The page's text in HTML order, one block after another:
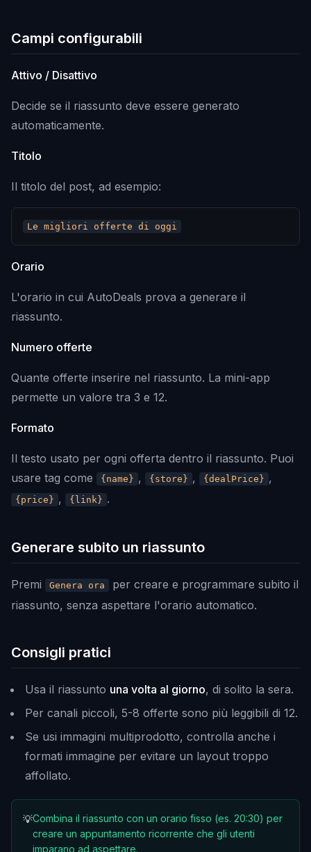
Campi configurabili
Attivo / Disattivo
Decide se il riassunto deve essere generato
automaticamente.
Titolo
Il titolo del post, ad esempio:
Orario
L'orario in cui AutoDeals prova a generare il
riassunto.
Numero offerte
Quante offerte inserire nel riassunto. La mini-app
permette un valore tra 3 e 12.
Formato
Il testo usato per ogni offerta dentro il riassunto. Puoi
usare tag come
{name} , {store} , {dealPrice} ,
{price} , {link} .
Generare subito un riassunto
Premi Genera ora
per creare e programmare subito il
riassunto, senza aspettare l'orario automatico.
Consigli pratici
Usa il riassunto una volta al giorno, di solito la sera.
Per canali piccoli, 5-8 offerte sono più leggibili di 12.
Se usi immagini multiprodotto, controlla anche i
formati immagine per evitare un layout troppo
affollato.
💡Combina il riassunto con un orario fisso (es. 20:30) per
creare un appuntamento ricorrente che gli utenti
imparano ad aspettare.